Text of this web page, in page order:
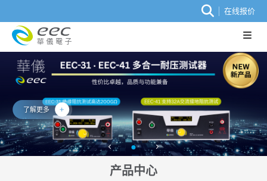
在线报价
了解更多
产品中心